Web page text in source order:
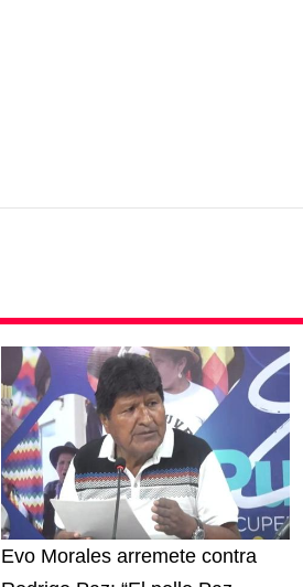
Evo Morales arremete contra